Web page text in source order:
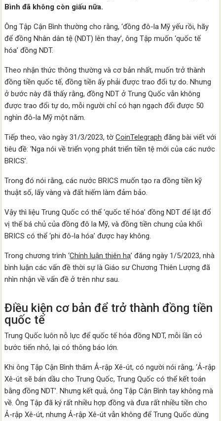
Bình đã không còn giấu nữa.
Ông Tập Cận Bình thường cho rằng, ‘đồng đô-la Mỹ yếu rồi, hãy
để đồng Nhân dân tệ (NDT) lên thay’, ông Tập muốn ‘quốc tế
hóa’ đồng NDT.
Theo nhận thức thông thường và cơ bản nhất, muốn trở thành
đồng tiền quốc tế, đồng tiền ấy phải được trao đổi tự do. Nhưng
ở bước này đã thấy rằng, đồng NDT ở Trung Quốc vẫn không
được trao đổi tự do, mỗi người chỉ có hạn ngạch đổi được 50
nghìn đô-la Mỹ một năm.
Tiếp theo, vào ngày 31/3/2023, tờCoinTelegraph đăng bài viết với
tiêu đề: ‘Nga nói về triển vọng phát triển tiền tệ mới của các nước
BRICS’.
Trong đó nói rằng, các nước BRICS muốn tạo ra đồng tiền kỹ
thuật số, lấy vàng và đất hiếm làm đảm bảo.
Vậy thì liệu Trung Quốc có thể ‘quốc tế hóa’ đồng NDT để lật đổ
vị thế bá chủ của đồng đô la Mỹ, và đồng tiền chung của khối
BRICS có thể ‘phi đô-la hóa’ được hay không.
Trong chương trình ‘Chính luận thiên hạ’ đăng ngày 1/5/2023, nhà
bình luận các vấn đề thời sự là Giáo sư Chương Thiên Lượng đã
nhìn nhận về vấn đề ở trên như sau.
Điều kiện cơ bản để trở thành đồng tiền
quốc tế
Trung Quốc luôn nỗ lực để quốc tế hóa đồng NDT, mỗi lần có
bước tiến nhỏ, lại có thông báo lớn.
Khi ông Tập Cận Bình thăm Ả-rập Xê-út, có người nói rằng, ‘Ả-rập
Xê-út sẽ bán dầu cho Trung Quốc, Trung Quốc có thể kết toán
bằng đồng NDT’. Nhưng kết quả, ông Tập Cận Bình tay không mà
về. Ông Tập đã ký rất nhiều hợp đồng và đưa rất nhiều tiền cho
Ả-rập Xê-út, nhưng Ả-rập Xê-út vẫn không để Trung Quốc dùng